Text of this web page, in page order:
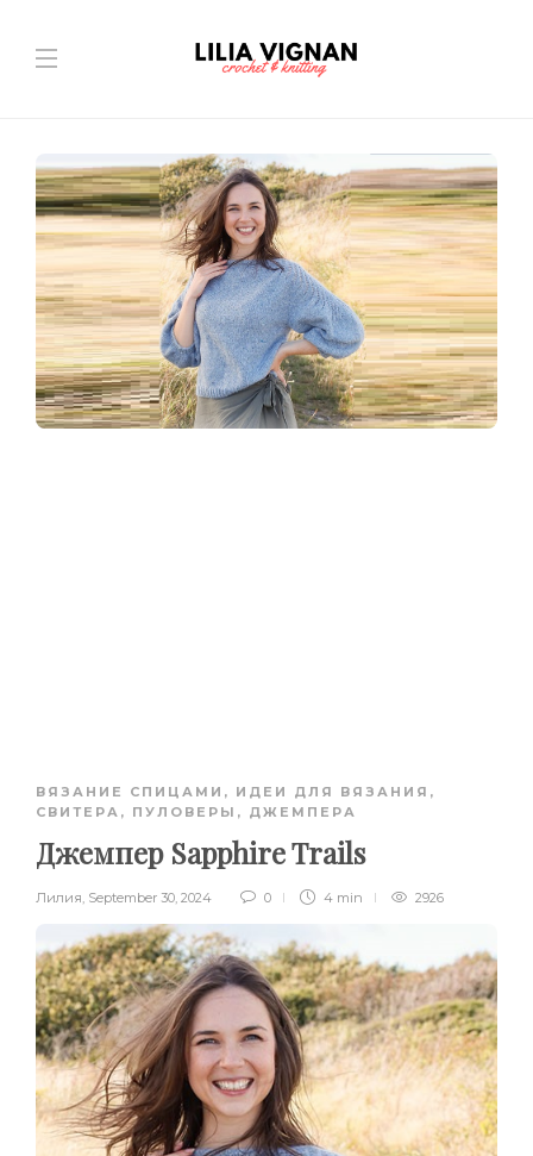
ВЯЗАНИЕ СПИЦАМИ , ИДЕИ ДЛЯ ВЯЗАНИЯ ,
СВИТЕРА, ПУЛОВЕРЫ, ДЖЕМПЕРА
Джемпер Sapphire Trails
Лилия September 30, 2024 0 4 min 2926